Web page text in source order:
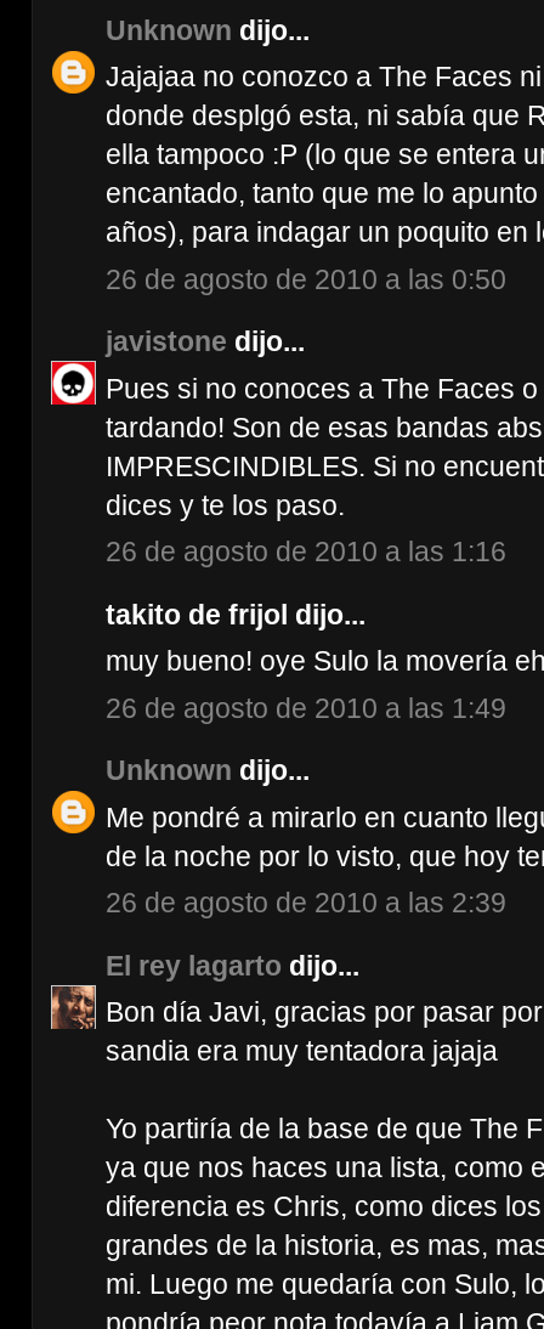
Unknown dijo...
Jajajaa no conozco a The Faces
donde desplgó esta, ni sabía que
ella tampoco :P (lo que se entera
encantado, tanto que me lo
años), para indagar un poquito en
26 de agosto de 2010 a las 0:50
javistone dijo...
Pues si no conoces a The Faces
tardando! Son de esas bandas
IMPRESCINDIBLES. Si no
dices y te los paso.
26 de agosto de 2010 a las 1:16
takito de frijol dijo...
muy bueno! oye Sulo la movería
26 de agosto de 2010 a las 1:49
Unknown dijo...
Me pondré a mirarlo en cuanto
de la noche por lo visto, que hoy
26 de agosto de 2010 a las 2:39
El rey lagarto dijo...
Bon día Javi, gracias por pasar
sandia era muy tentadora jajaja
Yo partiría de la base de que The
ya que nos haces una lista, como
diferencia es Chris, como dices
grandes de la historia, es mas,
mi. Luego me quedaría con Sulo,